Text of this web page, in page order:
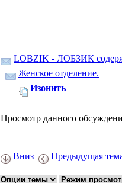
LOBZIK - ЛОБЗИК
Женское отделение.
Изонить
Просмотр данного
Вниз Предыдущая